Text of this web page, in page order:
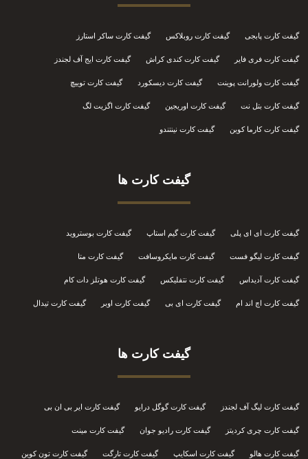
گیفت کارت پابجی گیفت کارت روبلاکس گیفت کارت ساکر استارز
گیفت کارت فری فایر گیفت کارت کندی کراش گیفت کارت ایج آف لجندز
گیفت کارت ولورانت پوینت گیفت کارت دیسکورد گیفت کارت توییچ
گیفت کارت بتل نت گیفت کارت اوریجین گیفت کارت اگزیت لگ
گیفت کارت کارما کوین گیفت کارت نینتندو
گیفت کارت ها
گیفت کارت ای ای پلی گیفت کارت گیم استاپ گیفت کارت بوستروید
گیفت کارت لیگو فست گیفت کارت مایکروسافت گیفت کارت متا
گیفت کارت آدیداس گیفت کارت نتفلیکس گیفت کارت هوتلز دات کام
گیفت کارت اچ اند ام گیفت کارت ای بی گیفت کارت اوبر گیفت کارت تیدال
گیفت کارت ها
گیفت کارت لیگ آف لجندز گیفت کارت گوگل درایو گیفت کارت ایر بی ان بی
گیفت کارت چری کردیتز گیفت کارت رادیو جوان گیفت کارت مینت
گیفت کارت هالو گیفت کارت اسکایپ گیفت کارت تارگت گیفت کارت تون کوین